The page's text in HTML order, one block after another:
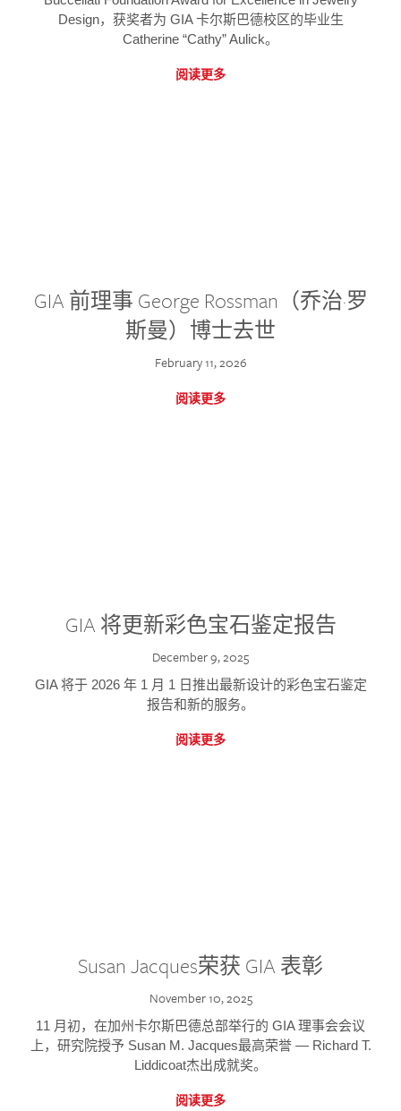
Design，获奖者为 GIA 卡尔斯巴德校区的毕业生
Catherine “Cathy” Aulick。
阅读更多
GIA 前理事 George Rossman（乔治·罗
斯曼）博士去世
February 11, 2026
阅读更多
GIA 将更新彩色宝石鉴定报告
December 9, 2025
GIA 将于 2026 年 1 月 1 日推出最新设计的彩色宝石鉴定
报告和新的服务。
阅读更多
Susan Jacques荣获 GIA 表彰
November 10, 2025
11 月初，在加州卡尔斯巴德总部举行的 GIA 理事会会议
上，研究院授予 Susan M. Jacques最高荣誉 — Richard T.
Liddicoat杰出成就奖。
阅读更多